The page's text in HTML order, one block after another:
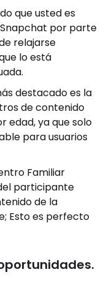
que usted es
por parte
relajarse
lo está
destacado es la
de contenido
edad, ya que solo
para usuarios
Familiar
participante
de la
Esto es perfecto